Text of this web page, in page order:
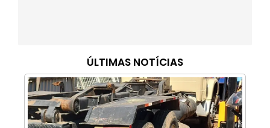
ÚLTIMAS NOTÍCIAS